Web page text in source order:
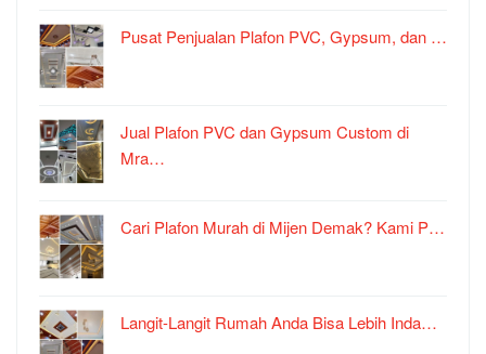
Pusat Penjualan Plafon PVC, Gypsum, dan …
Jual Plafon PVC dan Gypsum Custom di
Mra…
Cari Plafon Murah di Mijen Demak? Kami P…
Langit-Langit Rumah Anda Bisa Lebih Inda…